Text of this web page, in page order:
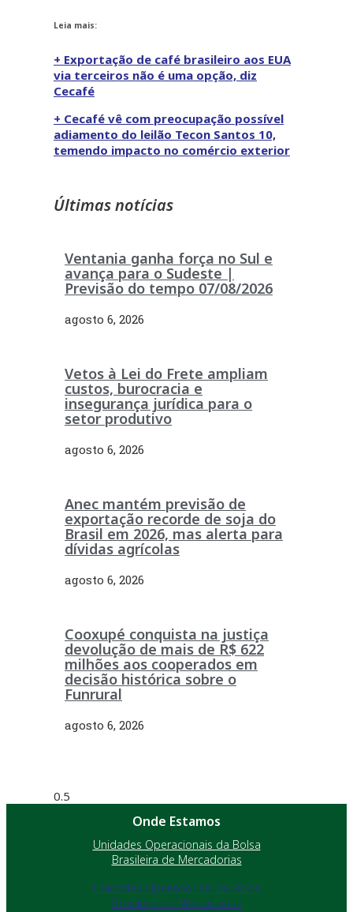
Leia mais:
+ Exportação de café brasileiro aos EUA
via terceiros não é uma opção, diz
Cecafé
+ Cecafé vê com preocupação possível
adiamento do leilão Tecon Santos 10,
temendo impacto no comércio exterior
Últimas notícias
Ventania ganha força no Sul e
avança para o Sudeste |
Previsão do tempo 07/08/2026
agosto 6, 2026
Vetos à Lei do Frete ampliam
custos, burocracia e
insegurança jurídica para o
setor produtivo
agosto 6, 2026
Anec mantém previsão de
exportação recorde de soja do
Brasil em 2026, mas alerta para
dívidas agrícolas
agosto 6, 2026
Cooxupé conquista na justiça
devolução de mais de R$ 622
milhões aos cooperados em
decisão histórica sobre o
Funrural
agosto 6, 2026
Onde Estamos
Unidades Operacionais da Bolsa
Brasileira de Mercadorias
Unidades Operacionais da Bolsa
Brasileira de Mercadorias